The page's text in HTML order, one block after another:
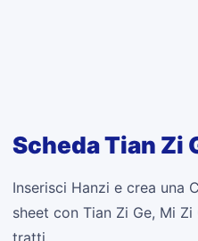
Scheda Tian Zi
Inserisci Hanzi e crea una
sheet con Tian Zi Ge, Mi
tratti.